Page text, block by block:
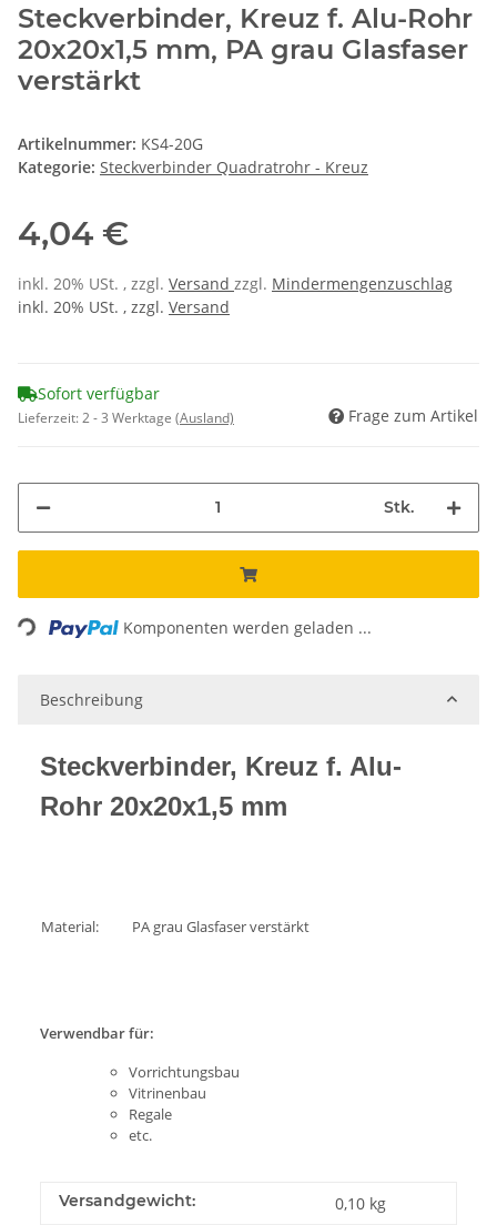
Steckverbinder, Kreuz f. Alu-Rohr
20x20x1,5 mm, PA grau Glasfaser
verstärkt
Artikelnummer: KS4-20G
Kategorie: Steckverbinder Quadratrohr - Kreuz
4,04 €
inkl. 20% USt. , zzgl. Versand zzgl. Mindermengenzuschlag
inkl. 20% USt. , zzgl. Versand
Sofort verfügbar
Lieferzeit:2 - 3 Werktage (Ausland) Frage zum Artikel
Stk.
Loading... Komponenten werden geladen ...
Beschreibung
Steckverbinder, Kreuz f. Alu-
Rohr 20x20x1,5 mm
Material: PA grau Glasfaser verstärkt
Verwendbar für:
Vorrichtungsbau
Vitrinenbau
Regale
etc.
Versandgewicht: 0,10 kg